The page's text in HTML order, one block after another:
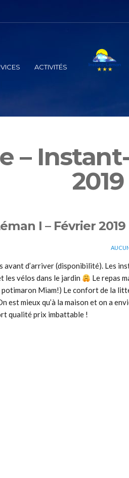
ACTIVITÉS
–
2019
I – Février 2019
avant d’arriver (disponibilité). Les
les vélos dans le jardin
Le repas
potimaron Miam!) Le confort de la
mieux qu’à la maison et on a
qualité prix imbattable !